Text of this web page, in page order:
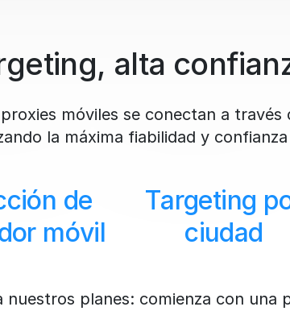
alta
móviles se conectan a través
la máxima fiabilidad y
de
móvil
Targeting
ciudad
nuestros planes: comienza con una